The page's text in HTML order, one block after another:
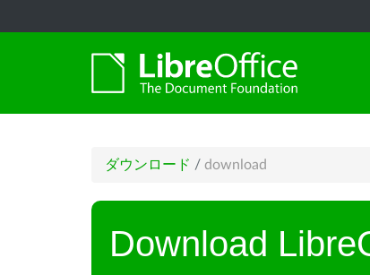
ダウンロード / download
Download